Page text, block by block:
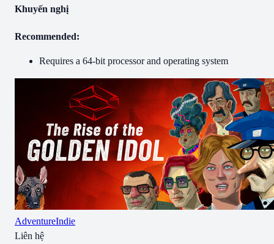
Khuyến nghị
Recommended:
Requires a 64-bit processor and operating system
AdventureIndie
Liên hệ